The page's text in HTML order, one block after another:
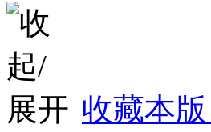
收藏本版